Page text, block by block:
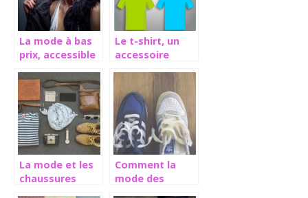
La mode à bas
prix, accessible
Le t-shirt, un
accessoire
La mode et les
chaussures
Comment la
mode des